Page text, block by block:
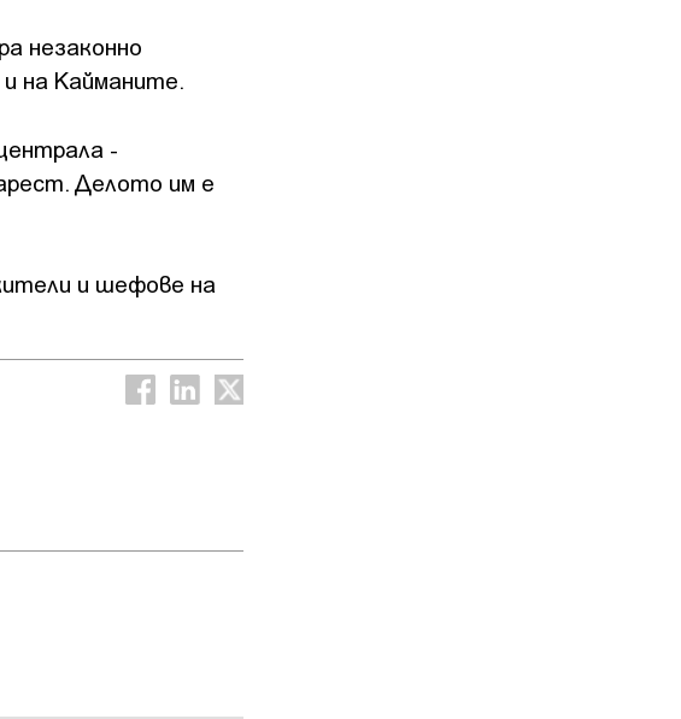
незаконно
на Кайманите.
-
Делото им е
и шефове на